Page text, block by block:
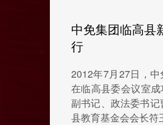
中免集团临高县
行
2012年7月27日，
在临高县委会议室
副书记、政法委书记
县教育基金会会长符